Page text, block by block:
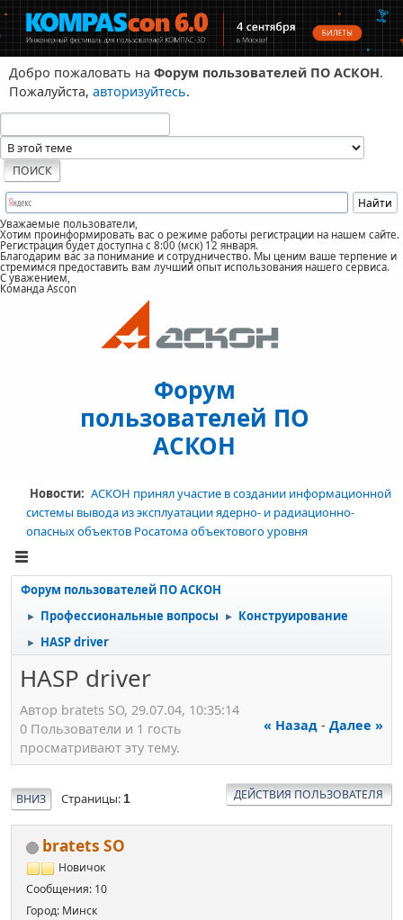
Добро пожаловать на Форум пользователей ПО АСКОН.
Пожалуйста, авторизуйтесь.
Уважаемые пользователи,
Хотим проинформировать вас о режиме работы регистрации на нашем сайте.
Регистрация будет доступна с 8:00 (мск) 12 января.
Благодарим вас за понимание и сотрудничество. Мы ценим ваше терпение и
стремимся предоставить вам лучший опыт использования нашего сервиса.
С уважением,
Команда Ascon
Форум
пользователей ПО
АСКОН
Новости: АСКОН принял участие в создании информационной
системы вывода из эксплуатации ядерно- и радиационно-
опасных объектов Росатома объектового уровня
Форум пользователей ПО АСКОН
► Профессиональные вопросы ► Конструирование
► HASP driver
HASP driver
Автор bratets SO, 29.07.04, 10:35:14
« Назад - Далее »
0 Пользователи и 1 гость
просматривают эту тему.
ВНИЗ Страницы 1 ДЕЙСТВИЯ ПОЛЬЗОВАТЕЛЯ
bratets SO
Новичок
Сообщения: 10
Город: Минск